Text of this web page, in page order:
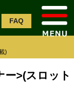
FAQ
)
ー>(スロット